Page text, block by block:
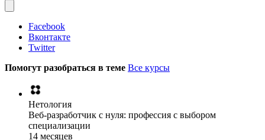
Facebook
Вконтакте
Twitter
Помогут разобраться в теме Все курсы
Нетология
Веб-разработчик с нуля: профессия с выбором
специализации
14 месяцев